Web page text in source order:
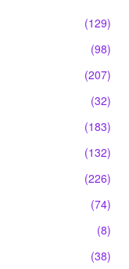
(129)
(98)
(207)
(32)
(183)
(132)
(226)
(74)
(8)
(38)